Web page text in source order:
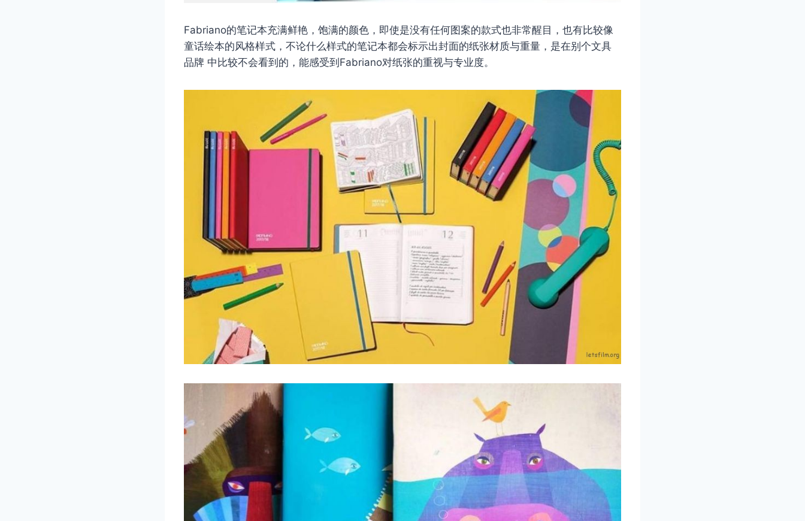
Fabriano的笔记本充满鲜艳，饱满的颜色，即使是没有任何图案的款式也非常醒目，也有比较像
童话绘本的风格样式，不论什么样式的笔记本都会标示出封面的纸张材质与重量，是在别个文具
品牌 中比较不会看到的，能感受到Fabriano对纸张的重视与专业度。